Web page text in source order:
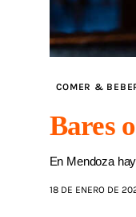
COMER &
Bares
En Mendoza
18 DE ENERO DE